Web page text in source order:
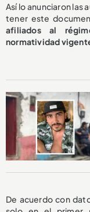
Así lo anunciaron las
tener este
afiliados al
normatividad
De acuerdo con